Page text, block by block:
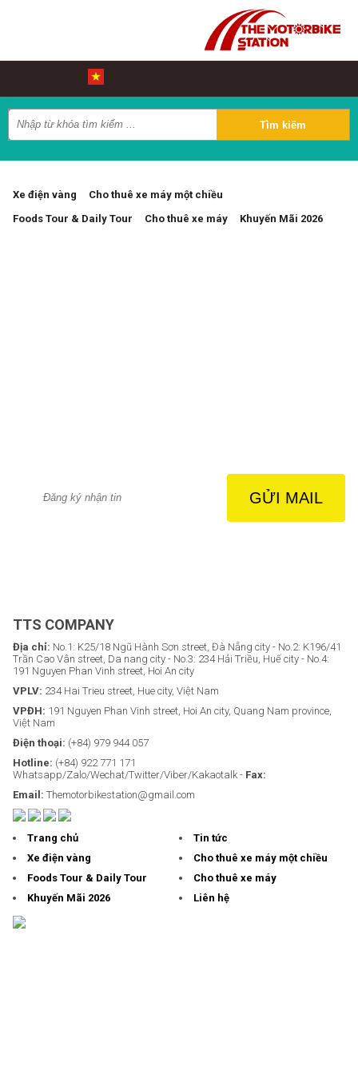
Xe điện vàng
Cho thuê xe máy một chiều
Foods Tour & Daily Tour
Cho thuê xe máy Khuyến Mãi 2026
TTS COMPANY
Địa chỉ: No.1: K25/18 Ngũ Hành Sơn street, Đà Nẵng city - No.2: K196/41
Trần Cao Vân street, Da nang city - No.3: 234 Hải Triều, Huế city - No.4:
191 Nguyen Phan Vinh street, Hoi An city
VPLV: 234 Hai Trieu street, Hue city, Việt Nam
VPĐH: 191 Nguyen Phan Vinh street, Hoi An city, Quang Nam province,
Việt Nam
Điện thoại: (+84) 979 944 057
Hotline: (+84) 922 771 171
Whatsapp/Zalo/Wechat/Twitter/Viber/Kakaotalk - Fax:
Email: Themotorbikestation@gmail.com
Trang chủ
Tin tức
Xe điện vàng
Cho thuê xe máy một chiều
Foods Tour & Daily Tour
Cho thuê xe máy
Khuyến Mãi 2026
Liên hệ